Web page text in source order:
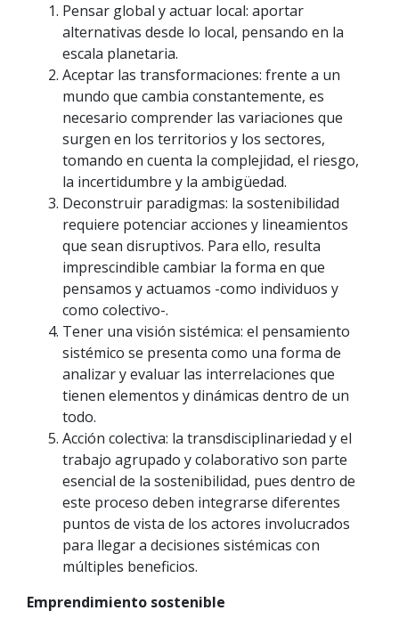
Pensar global y actuar local: aportar
alternativas desde lo local, pensando en la
escala planetaria.
Aceptar las transformaciones: frente a un
mundo que cambia constantemente, es
necesario comprender las variaciones que
surgen en los territorios y los sectores,
tomando en cuenta la complejidad, el riesgo,
la incertidumbre y la ambigüedad.
Deconstruir paradigmas: la sostenibilidad
requiere potenciar acciones y lineamientos
que sean disruptivos. Para ello, resulta
imprescindible cambiar la forma en que
pensamos y actuamos -como individuos y
como colectivo-.
Tener una visión sistémica: el pensamiento
sistémico se presenta como una forma de
analizar y evaluar las interrelaciones que
tienen elementos y dinámicas dentro de un
todo.
Acción colectiva: la transdisciplinariedad y el
trabajo agrupado y colaborativo son parte
esencial de la sostenibilidad, pues dentro de
este proceso deben integrarse diferentes
puntos de vista de los actores involucrados
para llegar a decisiones sistémicas con
múltiples beneficios.
Emprendimiento sostenible